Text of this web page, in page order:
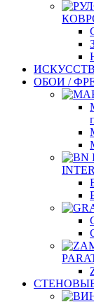
ОБОИ /